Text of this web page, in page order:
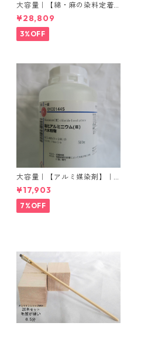
大容量｜【綿・麻の染料定着
向上剤】｜2kg×5本｜ライト
フィックスAコンク
¥28,809
3%OFF
大容量｜【アルミ媒染剤】｜5
00g−5本入り｜塩化アルミニ
ウム
¥17,903
7%OFF